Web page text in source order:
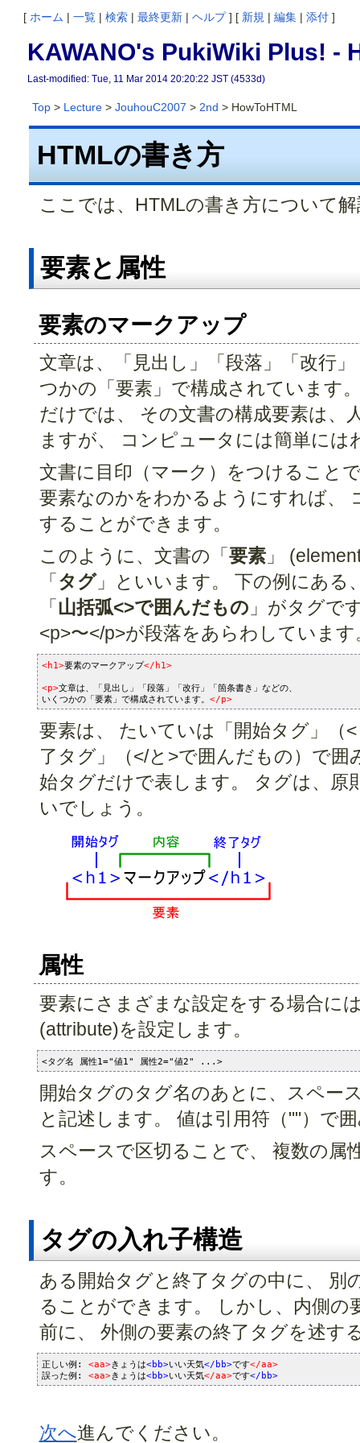
[ ホーム | 一覧 | 検索 | 最終更新 | ヘルプ] [ 新規 | 編集 | 添付 ]
KAWANO's PukiWiki Plus! -
Last-modified: Tue, 11 Mar 2014 20:20:22 JST (4533d)
Top> Lecture> JouhouC2007 > 2nd > HowToHTML
HTMLの書き方
ここでは、HTMLの書き方について
要素と属性
要素のマークアップ
文章は、「見出し」「段落」「改行
つかの「要素」で構成されています
だけでは、 その文書の構成要素は、
ますが、 コンピュータには簡単には
文書に目印（マーク）をつけること
要素なのかをわかるようにすれば、
することができます。
このように、文書の「要素」
「タグ」といいます。 下の例にある
「山括弧<>で囲んだもの 」がタグで
<p>〜</p>が段落をあらわしています
<h1>要素のマークアップ</h1>
<p>文章は、「見出し」「段落」「改行」「箇条書き」などの、
いくつかの「要素」で構成されています。</p>
要素は、 たいていは「開始タグ」（
了タグ」（</と>で囲んだもの）で囲
始タグだけで表します。 タグは、原
いでしょう。
属性
要素にさまざまな設定をする場合に
(attribute)を設定します。
<タグ名 属性1="値1" 属性2="値2" ...>
開始タグのタグ名のあとに、スペー
と記述します。 値は引用符（""）で
スペースで区切ることで、 複数の属
す。
タグの入れ子構造
ある開始タグと終了タグの中に、 別
ることができます。 しかし、内側の
前に、 外側の要素の終了タグを述す
正しい例: <aa>きょうは<bb>いい天気</bb>です</aa>
誤った例: <aa>きょうは<bb>いい天気</aa>です</bb>
次へ進んでください。